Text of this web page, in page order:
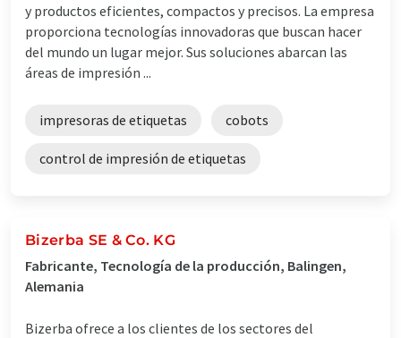
y productos eficientes, compactos y precisos. La empresa
proporciona tecnologías innovadoras que buscan hacer
del mundo un lugar mejor. Sus soluciones abarcan las
áreas de impresión ...
impresoras de etiquetas cobots
control de impresión de etiquetas
Bizerba SE & Co. KG
Fabricante, Tecnología de la producción, Balingen,
Alemania
Bizerba ofrece a los clientes de los sectores del